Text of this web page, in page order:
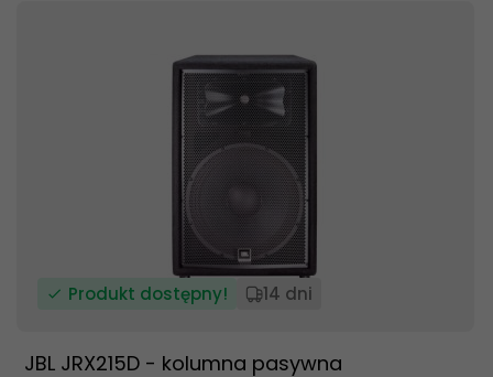
Produkt dostępny! 14 dni
JBL JRX215D - kolumna pasywna